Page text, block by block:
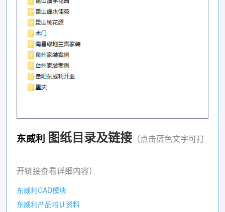
东威利 图纸目录及链接 （点击蓝色文字可打
开链接查看详细内容）
东威利CAD模块
东威利产品培训资料